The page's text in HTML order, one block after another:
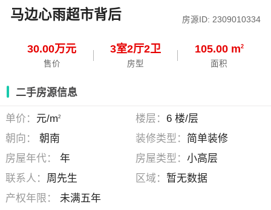
马边心雨超市背后 房源ID: 2309010334
30.00万元
售价
3室2厅2卫
房型
105.00 m2
面积
二手房源信息
单价： 元/m2 楼层： 6 楼/层
朝向：
朝南 装修类型： 简单装修
房屋年代：
年 房屋类型： 小高层
联系人： 周先生 区域： 暂无数据
产权年限：
未满五年